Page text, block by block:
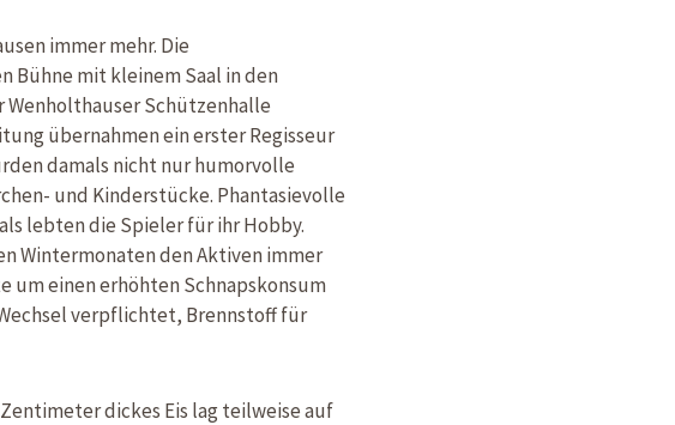
immer mehr. Die
Bühne mit kleinem Saal in den
Wenholthauser Schützenhalle
übernahmen ein erster Regisseur
damals nicht nur humorvolle
und Kinderstücke. Phantasievolle
lebten die Spieler für ihr Hobby.
Wintermonaten den Aktiven immer
um einen erhöhten Schnapskonsum
verpflichtet, Brennstoff für
dickes Eis lag teilweise auf